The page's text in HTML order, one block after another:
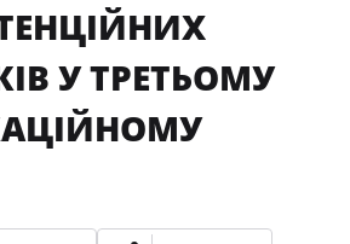
У ТРЕТЬОМУ